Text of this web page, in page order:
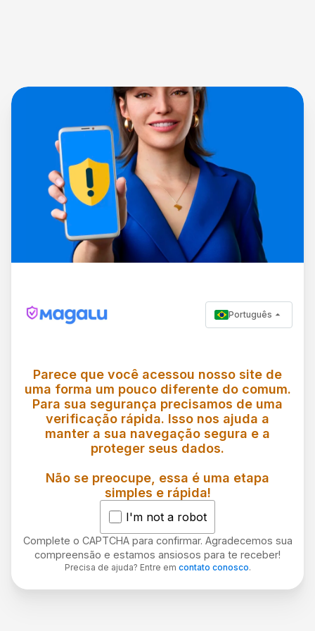
Português
Parece que você acessou nosso site de
uma forma um pouco diferente do comum.
Para sua segurança precisamos de uma
verificação rápida. Isso nos ajuda a
manter a sua navegação segura e a
proteger seus dados.
Não se preocupe, essa é uma etapa
simples e rápida!
I'm not a robot
Complete o CAPTCHA para confirmar. Agradecemos sua
compreensão e estamos ansiosos para te receber!
Precisa de ajuda? Entre em contato conosco.